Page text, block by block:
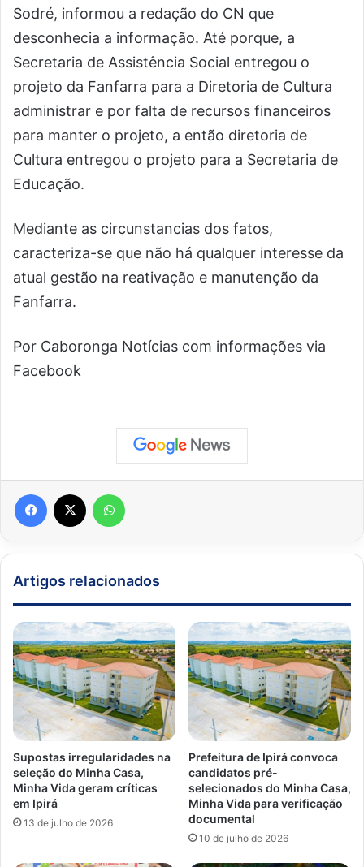
Sodré, informou a redação do CN que
desconhecia a informação. Até porque, a
Secretaria de Assistência Social entregou o
projeto da Fanfarra para a Diretoria de Cultura
administrar e por falta de recursos financeiros
para manter o projeto, a então diretoria de
Cultura entregou o projeto para a Secretaria de
Educação.
Mediante as circunstancias dos fatos,
caracteriza-se que não há qualquer interesse da
atual gestão na reativação e manutenção da
Fanfarra.
Por Caboronga Notícias com informações via
Facebook
Artigos relacionados
Supostas irregularidades na
seleção do Minha Casa,
Minha Vida geram críticas
em Ipirá
13 de julho de 2026
Prefeitura de Ipirá convoca
candidatos pré-
selecionados do Minha Casa,
Minha Vida para verificação
documental
10 de julho de 2026